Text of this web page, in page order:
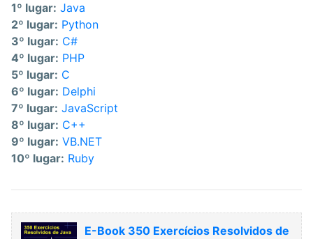
1º lugar: Java
2º lugar: Python
3º lugar: C#
4º lugar: PHP
5º lugar: C
6º lugar: Delphi
7º lugar: JavaScript
8º lugar: C++
9º lugar: VB.NET
10º lugar: Ruby
E-Book 350 Exercícios Resolvidos de